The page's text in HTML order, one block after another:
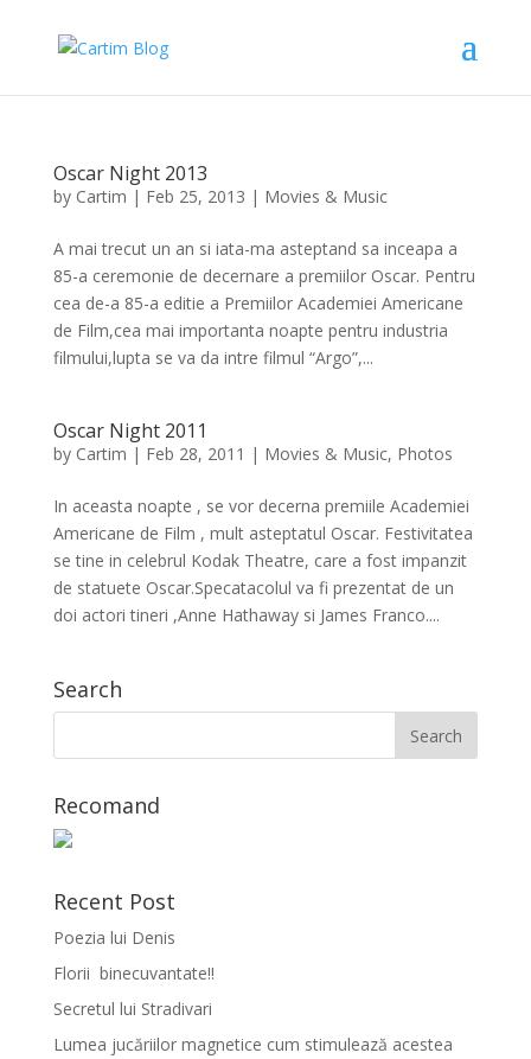
Oscar Night 2013
by Cartim | Feb 25, 2013 | Movies & Music
A mai trecut un an si iata-ma asteptand sa inceapa a
85-a ceremonie de decernare a premiilor Oscar. Pentru
cea de-a 85-a editie a Premiilor Academiei Americane
de Film,cea mai importanta noapte pentru industria
filmului,lupta se va da intre filmul “Argo”,...
Oscar Night 2011
by Cartim | Feb 28, 2011 | Movies & Music, Photos
In aceasta noapte , se vor decerna premiile Academiei
Americane de Film , mult asteptatul Oscar. Festivitatea
se tine in celebrul Kodak Theatre, care a fost impanzit
de statuete Oscar.Specatacolul va fi prezentat de un
doi actori tineri ,Anne Hathaway si James Franco....
Search
Recomand
Recent Post
Poezia lui Denis
Florii binecuvantate!!
Secretul lui Stradivari
Lumea jucăriilor magnetice cum stimulează acestea